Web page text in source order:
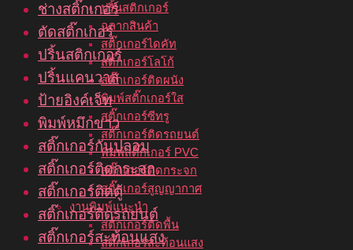
ปริ้นสติกเกอร์
ฉลากสินค้า
สติ๊กเกอร์ไดคัท
สติ๊กเกอร์โลโก้
สติ๊กเกอร์ติดผนัง
พิมพ์สติ๊กเกอร์ใส
สติ๊กเกอร์ซีทรู
สติ๊กเกอร์ติดรถยนต์
พิมพ์สติ๊กเกอร์ PVC
สติ๊กเกอร์ติดกระจก
สติ๊กเกอร์สูญญากาศ
งานพิมพ์แนะนำ
สติ๊กเกอร์ติดพื้น
สติ๊กเกอร์สะท้อนแสง
ช่างสติ๊กเกอร์
ตัดสติ๊กเกอร์
ปริ้นสติกเกอร์
ปริ้นแคนวาส
ป้ายอิงค์เจ็ท
พิมพ์หมึกขาว
สติ๊กเกอร์กันปลอม
สติ๊กเกอร์ติดกระจก
สติ๊กเกอร์ติดตู้
สติ๊กเกอร์ติดรถยนต์
สติ๊กเกอร์สะท้อนแสง